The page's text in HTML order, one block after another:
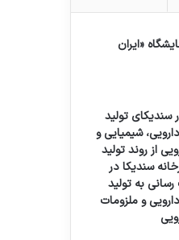
«ایران
تولید
شیمیایی و
از روند تولید
سندیکا در
به تولید
و ملزومات